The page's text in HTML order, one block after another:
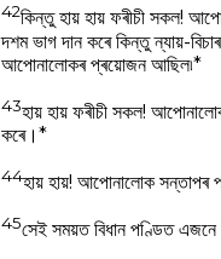
42কিন্তু হায় হায় ফৰীচী সকল!
দশম ভাগ দান কৰে কিন্তু ন্যায়-
আপোনালোকৰ প্ৰয়োজন আছিল৷*
43হায় হায় ফৰীচী সকল!
কৰে।*
44হায় হায়! আপোনালোক সন্তাপৰ
45সেই সময়ত বিধান পণ্ডিত